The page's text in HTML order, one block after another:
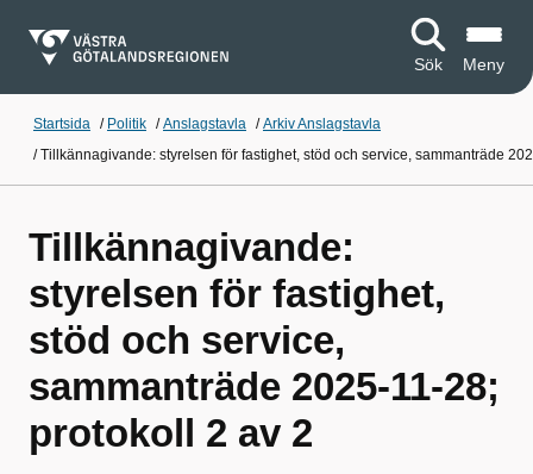
Sök Meny
Startsida / Politik /Anslagstavla /Arkiv Anslagstavla
/Tillkännagivande: styrelsen för fastighet, stöd och service, sammanträde
Tillkännagivande:
styrelsen för fastighet,
stöd och service,
sammanträde 2025-11-28;
protokoll 2 av 2